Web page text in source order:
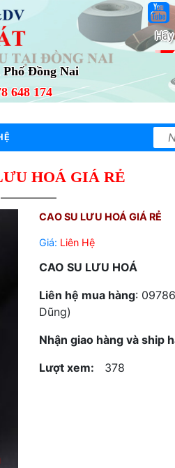
Đồng Nai
648 174
cấp, phân phối thiết bị
HOÁ GIÁ RẺ
CAO SU LƯU HOÁ GIÁ RẺ
Giá: Liên Hệ
CAO SU LƯU HOÁ
Liên hệ mua hàng:
Dũng)
Nhận giao hàng và ship
Lượt xem:
378